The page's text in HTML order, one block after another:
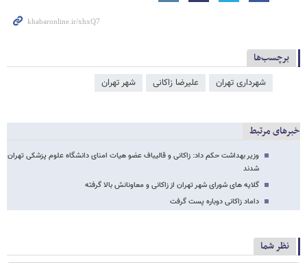
برچسب‌ها
شهرداری تهران علیرضا زاکانی شهر تهران
خبرهای مرتبط
وزیر بهداشت حکم داد: زاکانی و قالیباف عضو هیات امنای دانشگاه علوم پزشکی تهران
شدند
گلایه های شورای شهر تهران از زاکانی و معاونانش بالا گرفته
داماد زاکانی دوباره پست گرفت
نظر شما